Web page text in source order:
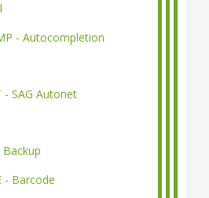
- Autocompletion
- SAG Autonet
Backup
- Barcode